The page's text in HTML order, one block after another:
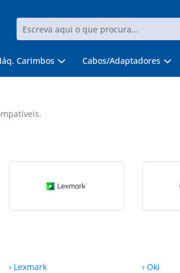
Carimbos Cabos/Adaptadores
› Lexmark › Oki